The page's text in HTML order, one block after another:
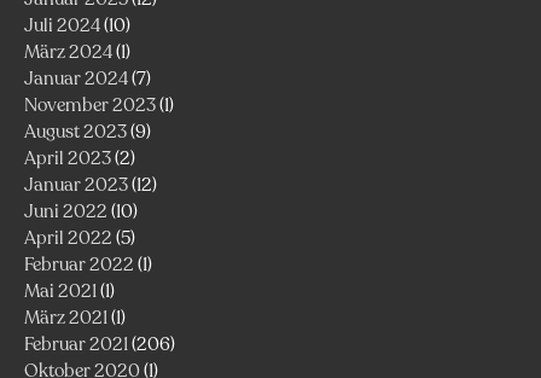
Juli 2024(10)
März 2024(1)
Januar 2024(7)
November 2023(1)
August 2023(9)
April 2023(2)
Januar 2023(12)
Juni 2022 (10)
April 2022 (5)
Februar 2022 (1)
Mai 2021(1)
März 2021(1)
Februar 2021(206)
Oktober 2020(1)